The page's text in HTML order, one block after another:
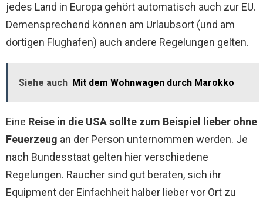
jedes Land in Europa gehört automatisch auch zur EU.
Demensprechend können am Urlaubsort (und am
dortigen Flughafen) auch andere Regelungen gelten.
Siehe auch Mit dem Wohnwagen durch Marokko
Eine Reise in die USA sollte zum Beispiel lieber ohne
Feuerzeug an der Person unternommen werden. Je
nach Bundesstaat gelten hier verschiedene
Regelungen. Raucher sind gut beraten, sich ihr
Equipment der Einfachheit halber lieber vor Ort zu